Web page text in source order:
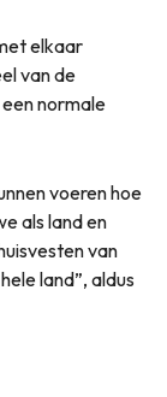
elkaar
van de
normale
voeren hoe
als land en
van
land”, aldus